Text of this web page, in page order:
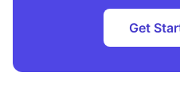
Get